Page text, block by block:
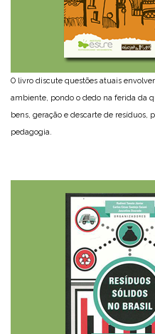
O livro discute questões atuais
ambiente, pondo o dedo na ferida da
bens, geração e descarte de resíduos,
pedagogia.